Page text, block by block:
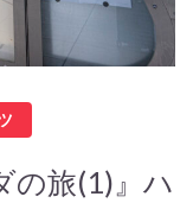
の旅(1)』ハ